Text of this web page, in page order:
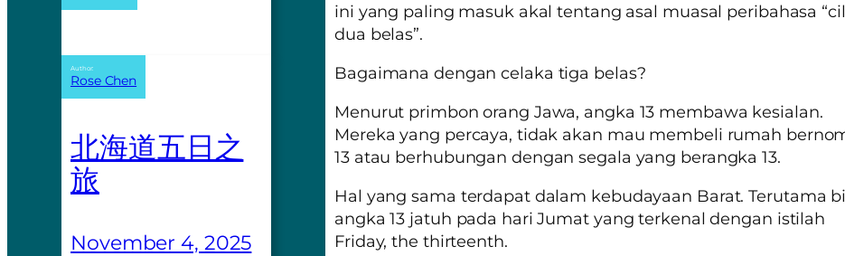
Author:
Rose Chen
北海道五日之
旅
November 4, 2025
ini yang paling masuk akal tentang asal muasal peribahasa
dua belas”.
Bagaimana dengan celaka tiga belas?
Menurut primbon orang Jawa, angka 13 membawa kesialan.
Mereka yang percaya, tidak akan mau membeli rumah
13 atau berhubungan dengan segala yang berangka 13.
Hal yang sama terdapat dalam kebudayaan Barat. Terutama
angka 13 jatuh pada hari Jumat yang terkenal dengan istilah
Friday, the thirteenth.